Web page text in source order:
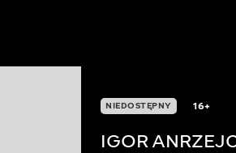
NIEDOSTĘPNY 16+
IGOR